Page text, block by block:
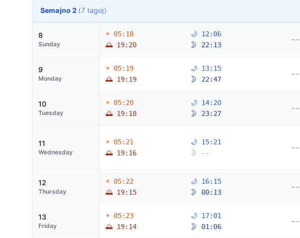
Semajno 2 (7 tagoj)
8
Sunday
☀ 05:18
🌅 19:20
🌙 12:06
🌛 22:13
--
9
Monday
☀ 05:19
🌅 19:19
🌙 13:15
🌛 22:47
--
10
Tuesday
☀ 05:20
🌅 19:18
🌙 14:20
🌛 23:27
--
11
Wednesday
☀ 05:21
🌅 19:16
🌙 15:21
🌛 --
--
12
Thursday
☀ 05:22
🌅 19:15
🌙 16:15
🌛 00:13
--
13
Friday
☀ 05:23
🌅 19:14
🌙 17:01
🌛 01:06
--